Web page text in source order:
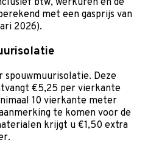
met een gasprijs van
2026).
spouwmuurisolatie. Deze
€5,25 per vierkante
10 vierkante meter
te komen voor de
krijgt u €1,50 extra